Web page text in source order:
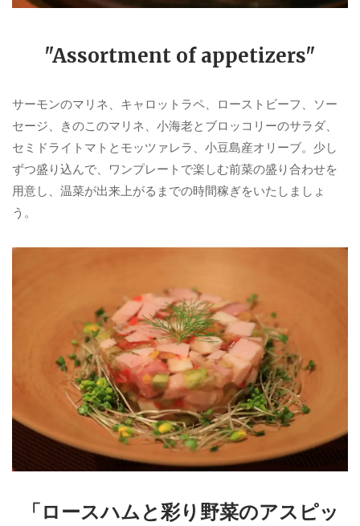
"Assortment of appetizers"
サーモンのマリネ、キャロットラペ、ローストビーフ、ソー
セージ、きのこのマリネ、小海老とブロッコリーのサラダ、
セミドライトマトとモッツァレラ、小豆島産オリーブ。少し
ずつ盛り込んで、ワンプレートで楽しむ前菜の盛り合わせを
用意し、温菜が出来上がるまでの時間稼ぎをいたしましょ
う。
「ロースハムと彩り野菜のアスピッ